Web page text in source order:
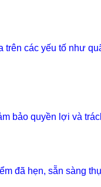
trên các yếu tố như
bảo quyền lợi và
đã hẹn, sẵn sàng